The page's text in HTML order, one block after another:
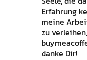
Erfahrung
meine
zu
danke Dir!